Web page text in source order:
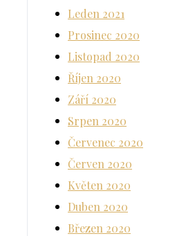
Leden 2021
Prosinec 2020
Listopad 2020
Říjen 2020
Září 2020
Srpen 2020
Červenec 2020
Červen 2020
Květen 2020
Duben 2020
Březen 2020